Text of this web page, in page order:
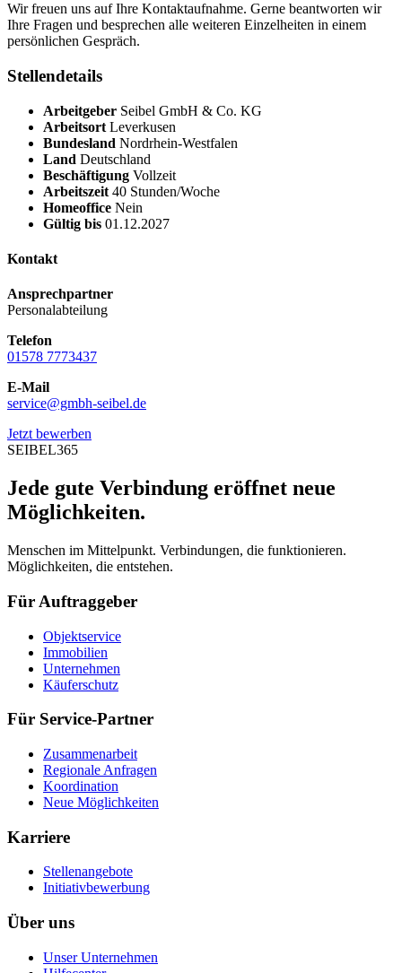
Wir freuen uns auf Ihre Kontaktaufnahme. Gerne beantworten wir
Ihre Fragen und besprechen alle weiteren Einzelheiten in einem
persönlichen Gespräch.
Stellendetails
Arbeitgeber Seibel GmbH & Co. KG
Arbeitsort Leverkusen
Bundesland Nordrhein-Westfalen
Land Deutschland
Beschäftigung Vollzeit
Arbeitszeit 40 Stunden/Woche
Homeoffice Nein
Gültig bis 01.12.2027
Kontakt
Ansprechpartner
Personalabteilung
Telefon
01578 7773437
E-Mail
service@gmbh-seibel.de
Jetzt bewerben
SEIBEL365
Jede gute Verbindung eröffnet neue
Möglichkeiten.
Menschen im Mittelpunkt. Verbindungen, die funktionieren.
Möglichkeiten, die entstehen.
Für Auftraggeber
Objektservice
Immobilien
Unternehmen
Käuferschutz
Für Service-Partner
Zusammenarbeit
Regionale Anfragen
Koordination
Neue Möglichkeiten
Karriere
Stellenangebote
Initiativbewerbung
Über uns
Unser Unternehmen